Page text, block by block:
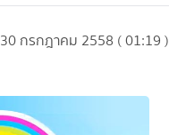
30 กรกฎาคม 2558 ( 01:19 )